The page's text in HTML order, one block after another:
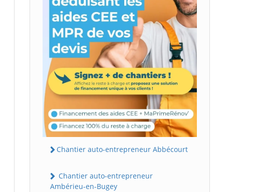
Chantier auto-entrepreneur Abbécourt
Chantier auto-entrepreneur
Ambérieu-en-Bugey